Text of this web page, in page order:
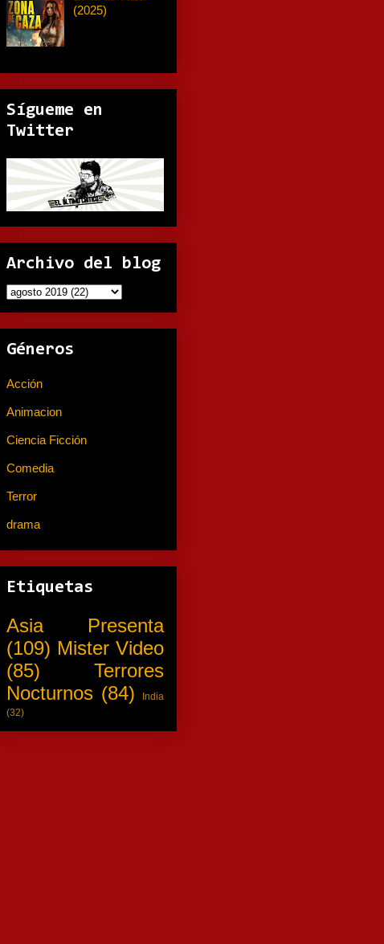
(2025)
Sígueme en
Twitter
Archivo del blog
Géneros
Acción
Animacion
Ciencia Ficción
Comedia
Terror
drama
Etiquetas
Asia Presenta
(109) Mister Video
(85)
Terrores
Nocturnos (84)
India
(32)